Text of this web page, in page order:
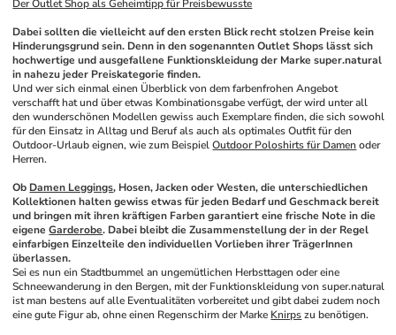
Der Outlet Shop als Geheimtipp für Preisbewusste
Dabei sollten die vielleicht auf den ersten Blick recht stolzen Preise kein
Hinderungsgrund sein. Denn in den sogenannten Outlet Shops lässt sich
hochwertige und ausgefallene Funktionskleidung der Marke super.natural
in nahezu jeder Preiskategorie finden.
Und wer sich einmal einen Überblick von dem farbenfrohen Angebot
verschafft hat und über etwas Kombinationsgabe verfügt, der wird unter all
den wunderschönen Modellen gewiss auch Exemplare finden, die sich sowohl
für den Einsatz in Alltag und Beruf als auch als optimales Outfit für den
Outdoor-Urlaub eignen, wie zum Beispiel Outdoor Poloshirts für Damen oder
Herren.
Ob Damen Leggings, Hosen, Jacken oder Westen, die unterschiedlichen
Kollektionen halten gewiss etwas für jeden Bedarf und Geschmack bereit
und bringen mit ihren kräftigen Farben garantiert eine frische Note in die
eigene Garderobe. Dabei bleibt die Zusammenstellung der in der Regel
einfarbigen Einzelteile den individuellen Vorlieben ihrer TrägerInnen
überlassen.
Sei es nun ein Stadtbummel an ungemütlichen Herbsttagen oder eine
Schneewanderung in den Bergen, mit der Funktionskleidung von super.natural
ist man bestens auf alle Eventualitäten vorbereitet und gibt dabei zudem noch
eine gute Figur ab, ohne einen Regenschirm der Marke Knirps zu benötigen.